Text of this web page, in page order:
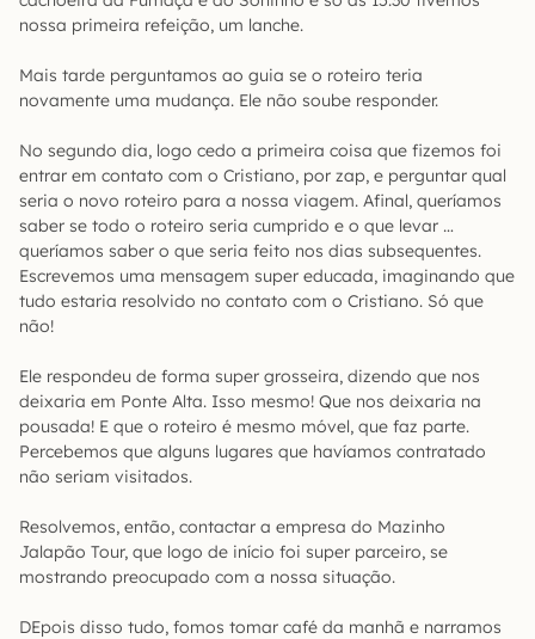
nossa primeira refeição, um lanche.
Mais tarde perguntamos ao guia se o roteiro teria
novamente uma mudança. Ele não soube responder.
No segundo dia, logo cedo a primeira coisa que fizemos foi
entrar em contato com o Cristiano, por zap, e perguntar qual
seria o novo roteiro para a nossa viagem. Afinal, queríamos
saber se todo o roteiro seria cumprido e o que levar …
queríamos saber o que seria feito nos dias subsequentes.
Escrevemos uma mensagem super educada, imaginando que
tudo estaria resolvido no contato com o Cristiano. Só que
não!
Ele respondeu de forma super grosseira, dizendo que nos
deixaria em Ponte Alta. Isso mesmo! Que nos deixaria na
pousada! E que o roteiro é mesmo móvel, que faz parte.
Percebemos que alguns lugares que havíamos contratado
não seriam visitados.
Resolvemos, então, contactar a empresa do Mazinho
Jalapão Tour, que logo de início foi super parceiro, se
mostrando preocupado com a nossa situação.
DEpois disso tudo, fomos tomar café da manhã e narramos